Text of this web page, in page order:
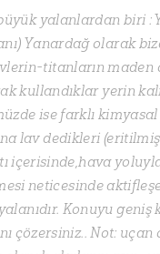
yalanlardan biri :
Yanardağ olarak
titanların
kullandıklar yerin
ise farklı
lav dedikleri (eritilmiş
içerisinde,hava
neticesinde
Konuyu geniş
çözersiniz.. Not: